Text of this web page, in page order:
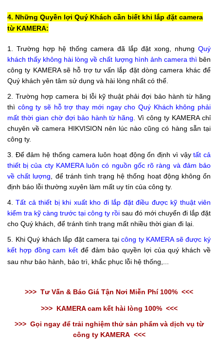
4. Những Quyền lợi Quý Khách cần biết khi lắp đặt camera
từ KAMERA:
1. Trường hợp hệ thống camera đã lắp đặt xong, nhưng Quý
khách thấy không hài lòng về chất lượng hình ảnh camerathì bên
công ty KAMERA sẽ hỗ trợ tư vấn lắp đặt dòng camera khác để
Quý khách yên tâm sử dụng và hài lòng nhất có thể.
2. Trường hợp camera bị lỗi kỹ thuật phải đợi bảo hành từ hãng
thì công ty sẽ hỗ trợ thay mới ngay cho Quý Khách không phải
mất thời gian chờ đợi bảo hành từ hãng. Vì công ty KAMERA chỉ
chuyên về camera HIKVISION nên lúc nào cũng có hàng sẵn tại
công ty.
3. Để đảm hệ thống camera luôn hoạt động ổn định vì vậytất cả
thiết bị của cty KAMERA luôn có nguồn gốc rõ ràng và đảm bảo
về chất lượng, để tránh tình trạng hệ thống hoạt động không ổn
định báo lỗi thường xuyên làm mất uy tín của công ty.
4.Tất cả thiết bị khi xuất kho đi lắp đặt điều được kỹ thuật viên
kiểm tra kỹ càng trước tại công ty rồi sau đó mới chuyển đi lắp đặt
cho Quý khách, để tránh tình trạng mất nhiều thời gian đi lại.
5. Khi Quý khách lắp đặt camera tạicông ty KAMERA sẽ được ký
kết hợp đồngcam kết để đảm bảo quyền lợi của quý khách về
sau như bảo hành, bảo trì, khắc phục lỗi hệ thống,...
>>> Tư Vấn & Báo Giá Tận Nơi Miễn Phí 100% <<<
>>> KAMERA cam kết hài lòng 100% <<<
>>> Gọi ngay để trải nghiệm thử sản phẩm và dịch vụ từ
công ty KAMERA <<<